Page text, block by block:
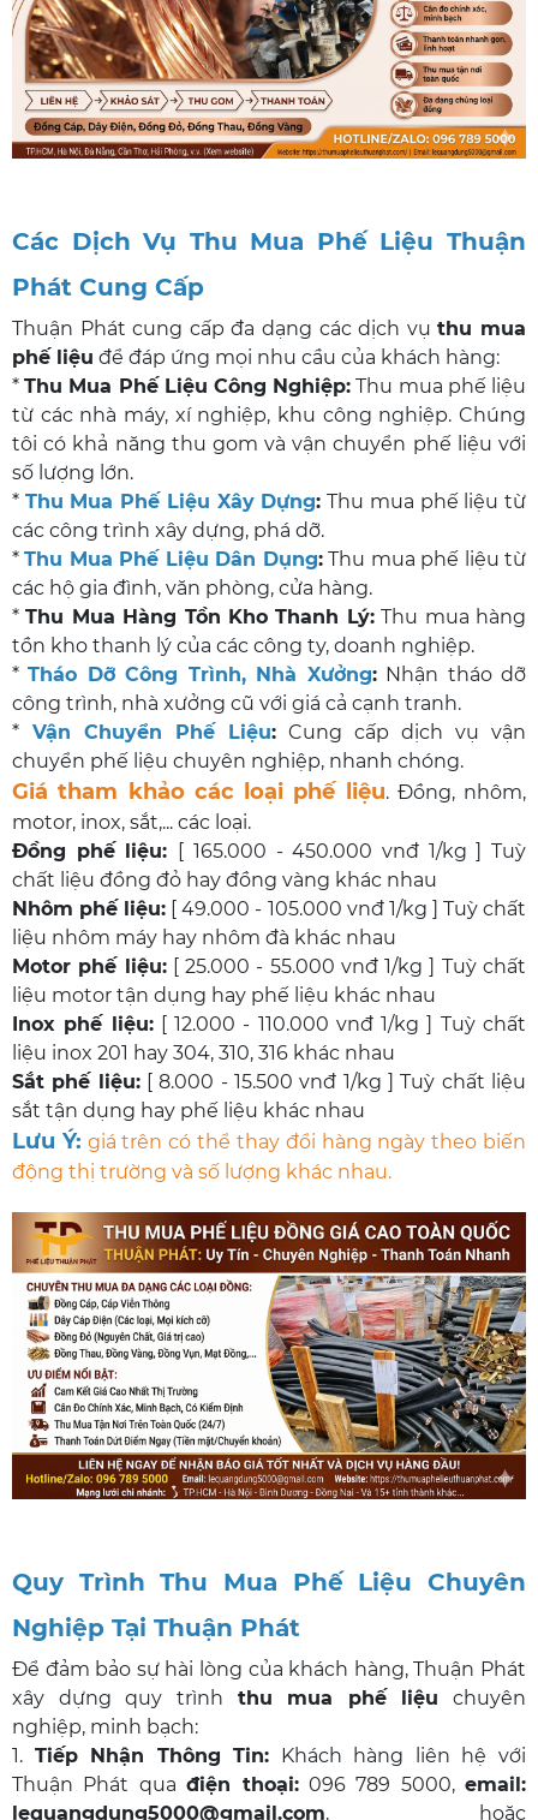
Các Dịch Vụ Thu Mua Phế Liệu Thuận
Phát Cung Cấp
Thuận Phát cung cấp đa dạng các dịch vụthu mua
phế liệu để đáp ứng mọi nhu cầu của khách hàng:
*Thu Mua Phế Liệu Công Nghiệp: Thu mua phế liệu
từ các nhà máy, xí nghiệp, khu công nghiệp. Chúng
tôi có khả năng thu gom và vận chuyển phế liệu với
số lượng lớn.
* Thu Mua Phế Liệu Xây Dựng: Thu mua phế liệu từ
các công trình xây dựng, phá dỡ.
*Thu Mua Phế Liệu Dân Dụng:Thu mua phế liệu từ
các hộ gia đình, văn phòng, cửa hàng.
*Thu Mua Hàng Tồn Kho Thanh Lý:Thu mua hàng
tồn kho thanh lý của các công ty, doanh nghiệp.
*Tháo Dỡ Công Trình, Nhà Xưởng:Nhận tháo dỡ
công trình, nhà xưởng cũ với giá cả cạnh tranh.
* Vận Chuyển Phế Liệu: Cung cấp dịch vụ vận
chuyển phế liệu chuyên nghiệp, nhanh chóng.
Giá tham khảo các loại phế liệu. Đồng, nhôm,
motor, inox, sắt,... các loại.
Đồng phế liệu:
[ 165.000 - 450.000 vnđ 1/kg ] Tuỳ
chất liệu đồng đỏ hay đồng vàng khác nhau
Nhôm phế liệu: [ 49.000 - 105.000 vnđ 1/kg ] Tuỳ chất
liệu nhôm máy hay nhôm đà khác nhau
Motor phế liệu:[ 25.000 - 55.000 vnđ 1/kg ] Tuỳ chất
liệu motor tận dụng hay phế liệu khác nhau
Inox phế liệu:[ 12.000 - 110.000 vnđ 1/kg ] Tuỳ chất
liệu inox 201 hay 304, 310, 316 khác nhau
Sắt phế liệu:[ 8.000 - 15.500 vnđ 1/kg ] Tuỳ chất liệu
sắt tận dụng hay phế liệu khác nhau
Lưu Ý: giá trên có thể thay đổi hàng ngày theo biến
động thị trường và số lượng khác nhau.
Quy Trình Thu Mua Phế Liệu Chuyên
Nghiệp Tại Thuận Phát
Để đảm bảo sự hài lòng của khách hàng, Thuận Phát
xây dựng quy trình thu mua phế liệu chuyên
nghiệp, minh bạch:
1. Tiếp Nhận Thông Tin: Khách hàng liên hệ với
Thuận Phát quađiện thoại:096 789 5000, email:
lequangdung5000@gmail.com, hoặc